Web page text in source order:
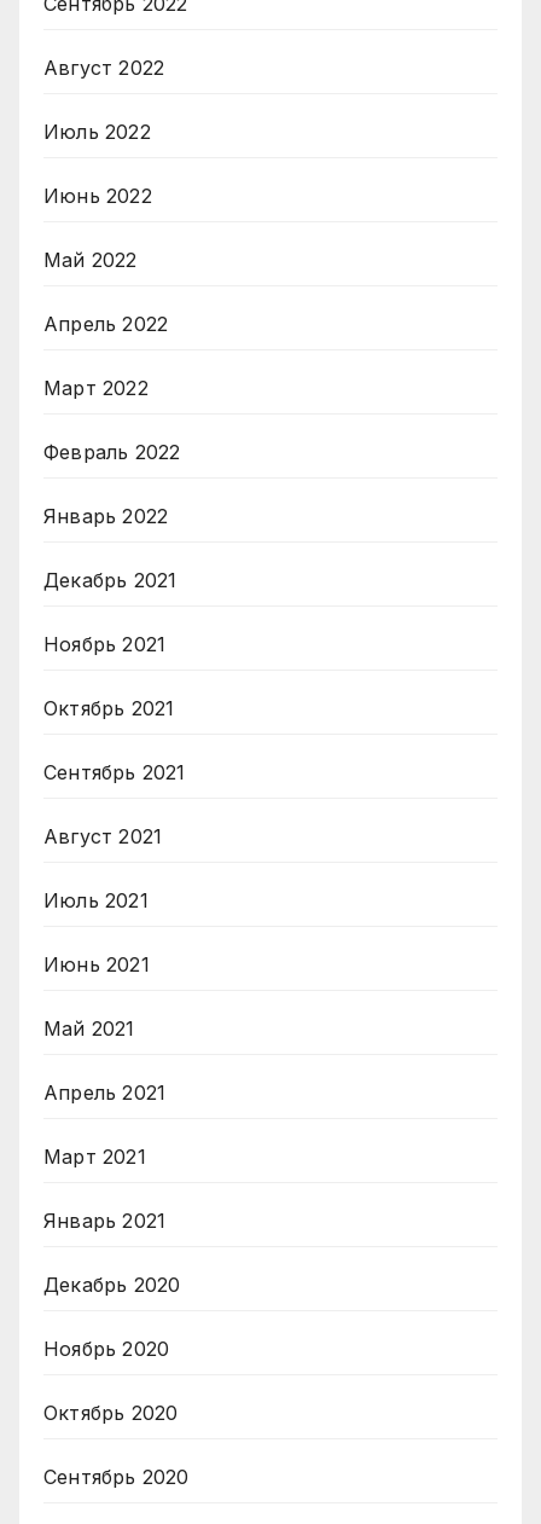
Август 2022
Июль 2022
Июнь 2022
Май 2022
Апрель 2022
Март 2022
Февраль 2022
Январь 2022
Декабрь 2021
Ноябрь 2021
Октябрь 2021
Сентябрь 2021
Август 2021
Июль 2021
Июнь 2021
Май 2021
Апрель 2021
Март 2021
Январь 2021
Декабрь 2020
Ноябрь 2020
Октябрь 2020
Сентябрь 2020